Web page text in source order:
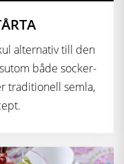
alternativ till den
både socker-
traditionell semla,